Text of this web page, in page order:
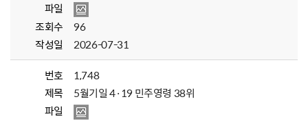
파일
조회수
96
작성일
2026-07-31
번호
1,748
제목
5월기일 4·19 민주영령 38위
파일